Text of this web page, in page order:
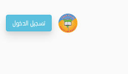
تسجيل الدخول